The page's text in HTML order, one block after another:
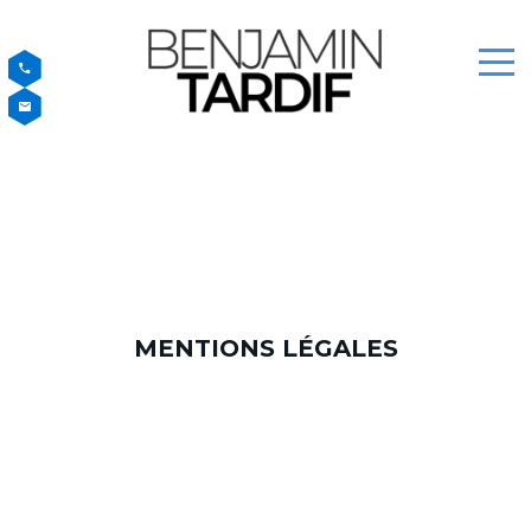
MENTIONS LÉGALES